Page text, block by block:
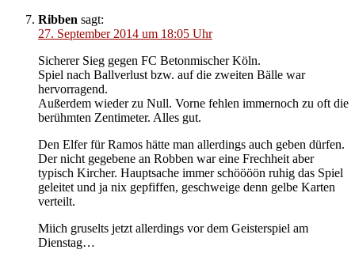
Ribben sagt:
27. September 2014 um 18:05 Uhr
Sicherer Sieg gegen FC Betonmischer Köln.
Spiel nach Ballverlust bzw. auf die zweiten Bälle war
hervorragend.
Außerdem wieder zu Null. Vorne fehlen immernoch zu oft die
berühmten Zentimeter. Alles gut.
Den Elfer für Ramos hätte man allerdings auch geben dürfen.
Der nicht gegebene an Robben war eine Frechheit aber
typisch Kircher. Hauptsache immer schöööön ruhig das Spiel
geleitet und ja nix gepfiffen, geschweige denn gelbe Karten
verteilt.
Miich gruselts jetzt allerdings vor dem Geisterspiel am
Dienstag…